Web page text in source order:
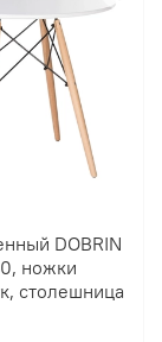
DOBRIN
ножки
столешница